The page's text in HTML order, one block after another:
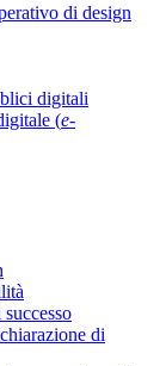
di design
digitali
(e-
di